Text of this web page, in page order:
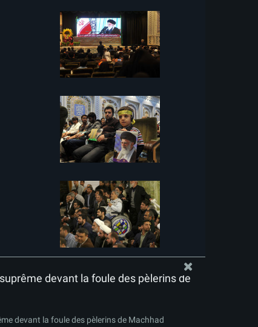
devant la foule des pèlerins de
devant la foule des pèlerins de Machhad